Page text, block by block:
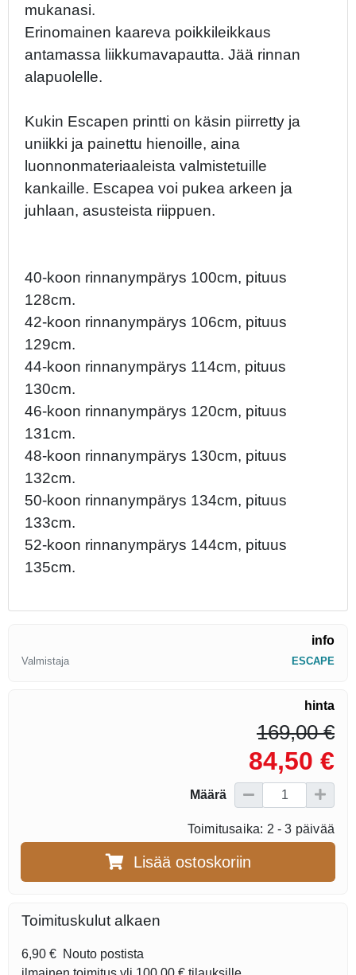
mukanasi.
Erinomainen kaareva poikkileikkaus
antamassa liikkumavapautta. Jää rinnan
alapuolelle.
Kukin Escapen printti on käsin piirretty ja
uniikki ja painettu hienoille, aina
luonnonmateriaaleista valmistetuille
kankaille. Escapea voi pukea arkeen ja
juhlaan, asusteista riippuen.
40-koon rinnanympärys 100cm, pituus
128cm.
42-koon rinnanympärys 106cm, pituus
129cm.
44-koon rinnanympärys 114cm, pituus
130cm.
46-koon rinnanympärys 120cm, pituus
131cm.
48-koon rinnanympärys 130cm, pituus
132cm.
50-koon rinnanympärys 134cm, pituus
133cm.
52-koon rinnanympärys 144cm, pituus
135cm.
info
Valmistaja ESCAPE
hinta
169,00 €
84,50 €
Määrä
Toimitusaika: 2 - 3 päivää
Lisää ostoskoriin
Toimituskulut alkaen
6,90 € Nouto postista